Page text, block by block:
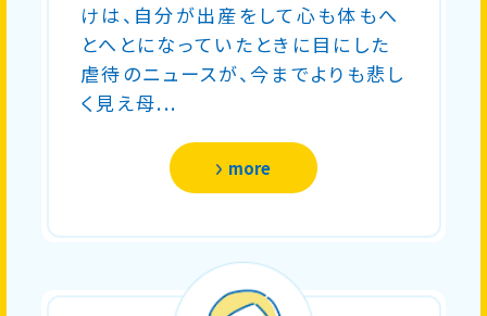
けは、自分が出産をして心も体もへ
とへとになっていたときに目にした
虐待のニュースが、今までよりも悲し
く見え母...
more